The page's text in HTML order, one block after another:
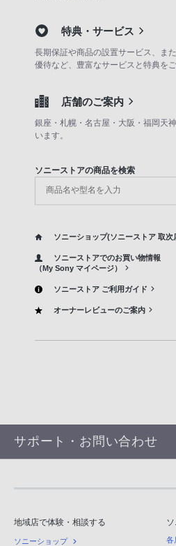
特典・サービス
長期保証や商品の設置サービス、ま
優待など、豊富なサービスと特典をご
店舗のご案内
銀座・札幌・名古屋・大阪・福岡天
います。
ソニーストアの商品を検索
ソニーショップ(ソニーストア 取次
ソニーストアでのお買い物情報
（My Sony マイページ）
ソニーストア ご利用ガイド
オーナーレビューのご案内
サポート・お問い合わせ
地域店で体験・相談する
ソニーショップ
各